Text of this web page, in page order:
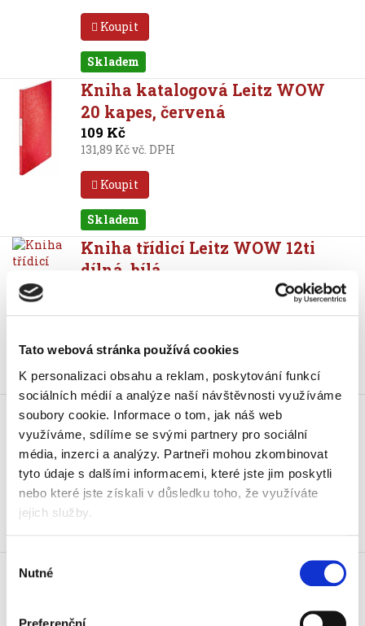
Tato webová stránka používá cookies
K personalizaci obsahu a reklam, poskytování funkcí
sociálních médií a analýze naší návštěvnosti využíváme
soubory cookie. Informace o tom, jak náš web
využíváme, sdílíme se svými partnery pro sociální
média, inzerci a analýzy. Partneři mohou zkombinovat
tyto údaje s dalšími informacemi, které jste jim poskytli
nebo které jste získali v důsledku toho, že využíváte
jejich služby.
souhlasu
Nutné
Koupit
Skladem
Kniha katalogová Leitz WOW
20 kapes, červená
109 Kč
131,89 Kč vč. DPH
Koupit
Skladem
Kniha třídicí Leitz WOW 12ti
dílná, bílá
Koupit
Skladem
Kniha třídicí Leitz WOW 12ti
dílná, černá
329 Kč
398,09 Kč vč. DPH
Koupit
Kniha katalogová Leitz WOW